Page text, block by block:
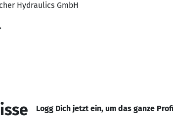
Hydraulics GmbH
Logg Dich jetzt ein, um das ganze